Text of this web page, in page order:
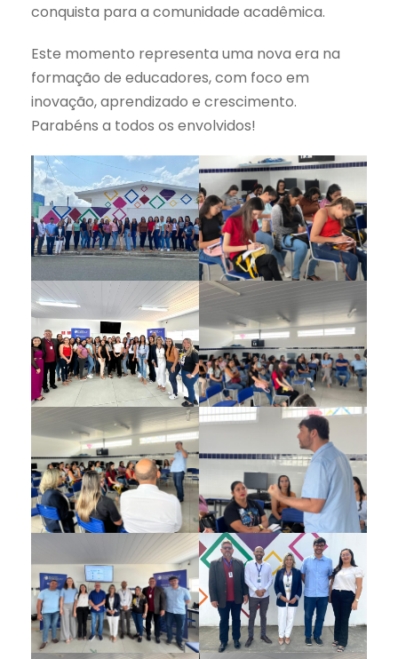
conquista para a comunidade acadêmica.
Este momento representa uma nova era na
formação de educadores, com foco em
inovação, aprendizado e crescimento.
Parabéns a todos os envolvidos!